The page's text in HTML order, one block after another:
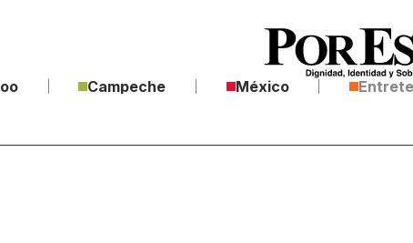
Campeche México